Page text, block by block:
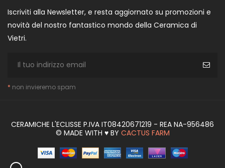
Iscriviti alla Newsletter, e resta aggiornato su promozioni e
novità del nostro fantastico mondo della Ceramica di
Vietri.
* non invieremo spam
CERAMICHE L'ECLISSE P.IVA IT08420671219 - REA NA-956486
© MADE WITH ♥ BY CACTUS FARM